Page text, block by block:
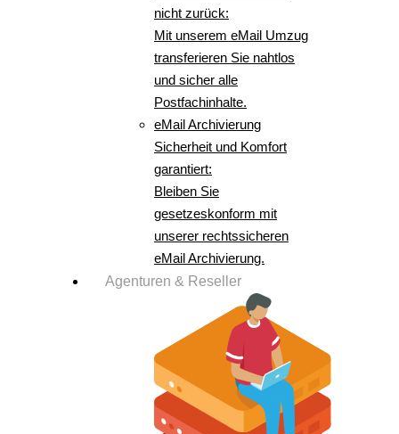
nicht zurück:
Mit unserem eMail Umzug
transferieren Sie nahtlos
und sicher alle
Postfachinhalte.
eMail Archivierung
Sicherheit und Komfort
garantiert:
Bleiben Sie
gesetzeskonform mit
unserer rechtssicheren
eMail Archivierung.
Agenturen & Reseller